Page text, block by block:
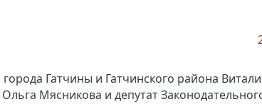
Гатчины и Гатчинского района
Мясникова и депутат